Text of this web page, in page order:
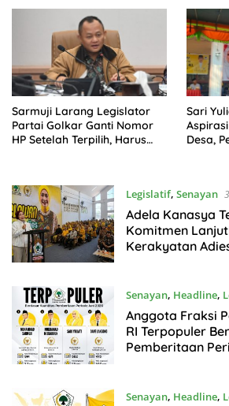
Sarmuji Larang Legislator
Partai Golkar Ganti Nomor
HP Setelah Terpilih, Harus
Sari
Desa,
Legislatif, Senayan
Adela Kanasya
Komitmen
Kerakyatan
Senayan, Headline,
Anggota Fraksi
RI Terpopuler
Pemberitaan
Senayan, Headline,